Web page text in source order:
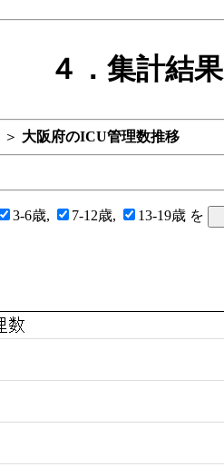
４．集計結果
＞ 大阪府のICU管理数推移
3-6歳, 7-12歳, 13-19歳 を